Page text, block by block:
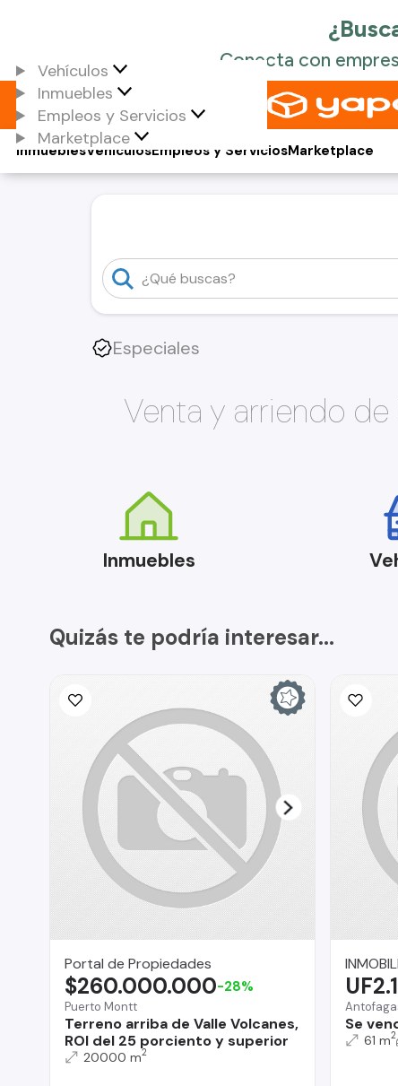
Vehículos
Inmuebles
Empleos y Servicios
Marketplace
Vehículos
Inmuebles Empleos y ServiciosMarketplace
Especiales
Venta y arriendo
Inmuebles
Quizás te podría interesar...
Portal de Propiedades
Puerto Montt
Terreno arriba de Valle Volcanes,
ROI del 25 porciento y superior
$260.000.000-28%
20000 m2
Se
61 m2